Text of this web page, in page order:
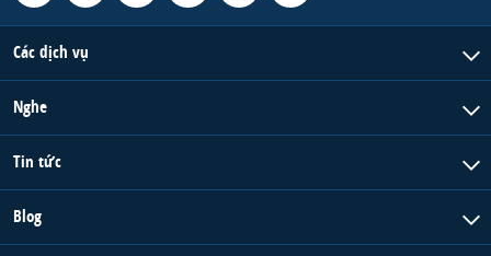
Các dịch vụ
Nghe
Tin tức
Blog